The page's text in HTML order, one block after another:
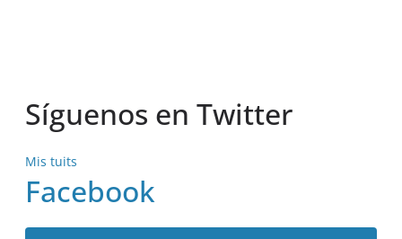
Síguenos en Twitter
Mis tuits
Facebook